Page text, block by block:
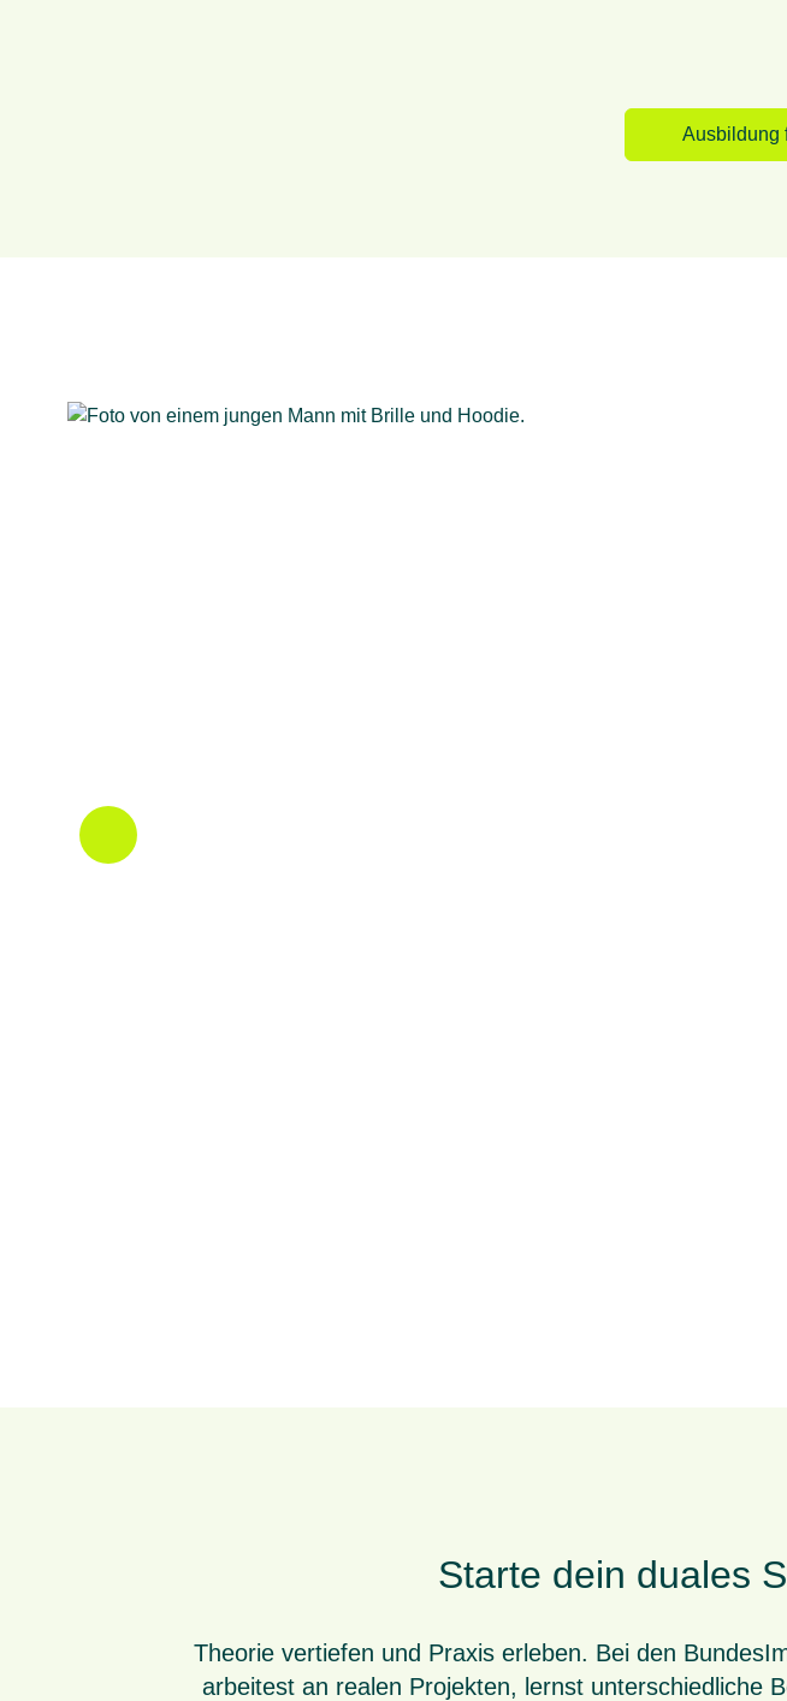
Ausbildung
Starte dein duales
Theorie vertiefen und Praxis erleben. Bei den
arbeitest an realen Projekten, lernst unterschiedliche